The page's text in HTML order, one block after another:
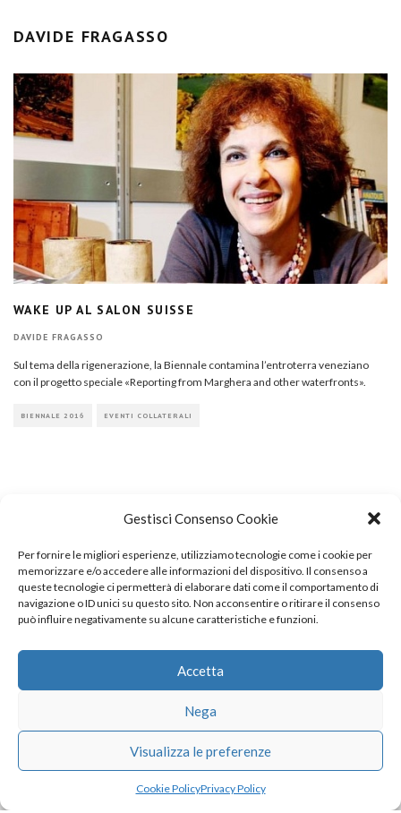
Gestisci Consenso Cookie
Per fornire le migliori esperienze, utilizziamo tecnologie come i cookie per
memorizzare e/o accedere alle informazioni del dispositivo. Il consenso a
queste tecnologie ci permetterà di elaborare dati come il comportamento di
navigazione o ID unici su questo sito. Non acconsentire o ritirare il consenso
può influire negativamente su alcune caratteristiche e funzioni.
Accetta
Nega
Visualizza le preferenze
Cookie PolicyPrivacy Policy
DAVIDE FRAGASSO
WAKE UP AL SALON SUISSE
DAVIDE FRAGASSO
Sul tema della rigenerazione, la Biennale contamina l’entroterra veneziano
con il progetto speciale «Reporting from Marghera and other waterfronts».
BIENNALE 2016 EVENTI COLLATERALI
COPYRIGHT
© TheArchitecturalPost 2024
SOCIAL NETWORK
facebookinstagram